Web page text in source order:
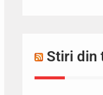
Stiri din